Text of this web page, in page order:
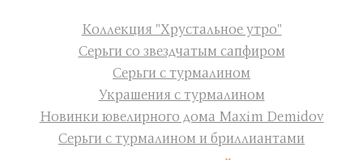
Коллекция "Хрустальное утро"
Серьги со звездчатым сапфиром
Серьги с турмалином
Украшения с турмалином
Новинки ювелирного дома Maxim Demidov
Серьги с турмалином и бриллиантами